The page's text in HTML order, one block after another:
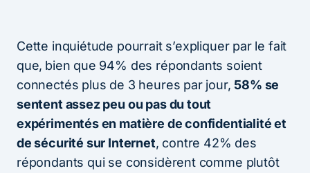
Cette inquiétude pourrait s’expliquer par le fait
que, bien que 94% des répondants soient
connectés plus de 3 heures par jour, 58% se
sentent assez peu ou pas du tout
expérimentés en matière de confidentialité et
de sécurité sur Internet, contre 42% des
répondants qui se considèrent comme plutôt